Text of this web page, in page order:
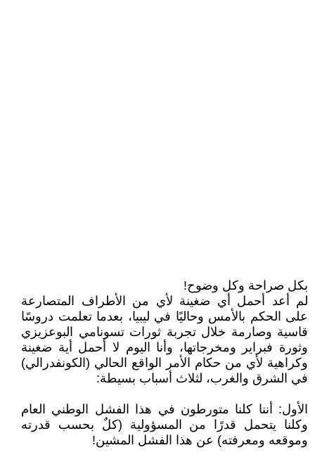
بكل صراحة وكل وضوح!
لم أعد أحمل أي ضغينة لأي من الأطراف المتصارعة
على الحكم بالأمس وحاليًا في ليبيا، بعدما تعلمت دروسًا
قاسية وصارمة خلال تجربة ثورات تسونامي البوعزيزي
وثورة فبراير ومخرجاتها، وأنا اليوم لا أحمل أية ضغينة
وكراهية لأي من حكام الأمر الواقع الحالي (الكونفدرالي)
في الشرق والغرب، لثلاث أسباب بسيطة:
الأول: أننا كلنا متورطون في هذا الفشل الوطني العام
وكلنا يتحمل قدرًا من المسؤولية (كلٌ بحسب قدرته
وموقعه ومعرفته) عن هذا الفشل المشين!